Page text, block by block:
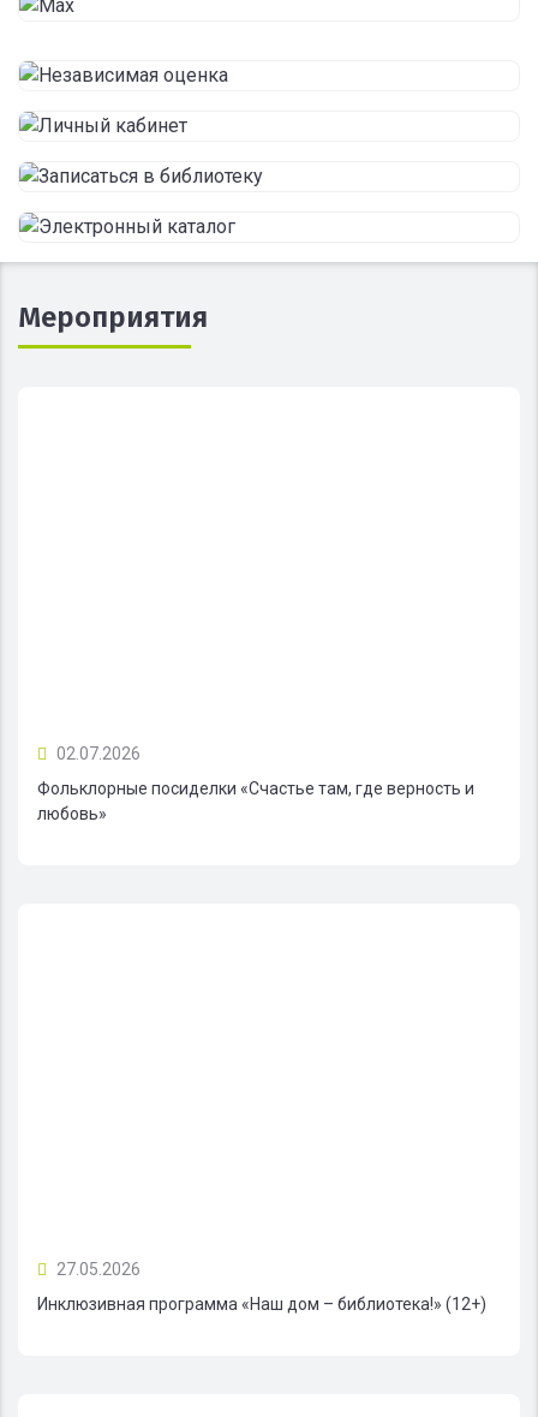
Мероприятия
02.07.2026
Фольклорные посиделки «Счастье там, где верность и
любовь»
27.05.2026
Инклюзивная программа «Наш дом – библиотека!» (12+)